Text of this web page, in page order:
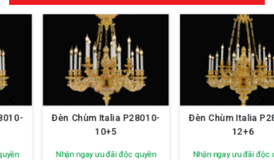
Đèn Chùm Italia P28010-
Nhận ngay ưu đãi độc quyền
Đèn Chùm Italia P28010-
Nhận ngay ưu đãi độc quyền